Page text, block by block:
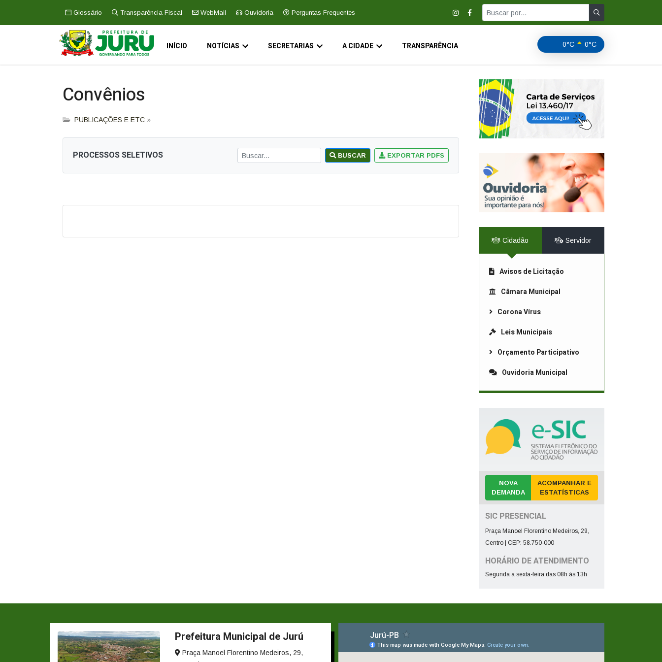
Glossário Transparência Fiscal WebMail Ouvidoria Perguntas Frequentes
0°C 0°C
INÍCIO NOTÍCIAS SECRETARIAS A CIDADE TRANSPARÊNCIA
Convênios
PUBLICAÇÕES E ETC »
PROCESSOS SELETIVOS BUSCAR EXPORTAR PDFS
Cidadão Servidor
Avisos de Licitação
Câmara Municipal
Corona Vírus
Leis Municipais
Orçamento Participativo
Ouvidoria Municipal
NOVA
DEMANDA
ACOMPANHAR E
ESTATÍSTICAS
SIC PRESENCIAL
Praça Manoel Florentino Medeiros, 29,
Centro | CEP: 58.750-000
HORÁRIO DE ATENDIMENTO
Segunda a sexta-feira das 08h às 13h
Prefeitura Municipal de Jurú
Praça Manoel Florentino Medeiros, 29,